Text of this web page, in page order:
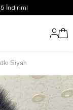
İndirim!
Siyah